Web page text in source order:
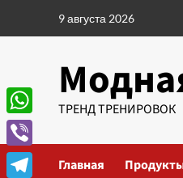
9 августа 2026
ТРЕНД ТРЕНИРОВОК
Главная
WhatsApp
Viber